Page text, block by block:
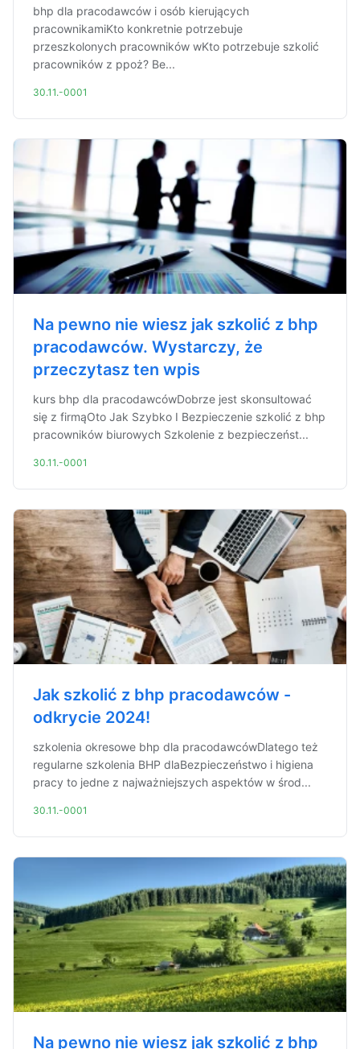
bhp dla pracodawców i osób kierujących
pracownikamiKto konkretnie potrzebuje
przeszkolonych pracowników wKto potrzebuje szkolić
pracowników z ppoż? Be...
30.11.-0001
Na pewno nie wiesz jak szkolić z bhp
pracodawców. Wystarczy, że
przeczytasz ten wpis
kurs bhp dla pracodawcówDobrze jest skonsultować
się z firmąOto Jak Szybko I Bezpieczenie szkolić z bhp
pracowników biurowych Szkolenie z bezpieczeńst...
30.11.-0001
Jak szkolić z bhp pracodawców -
odkrycie 2024!
szkolenia okresowe bhp dla pracodawcówDlatego też
regularne szkolenia BHP dlaBezpieczeństwo i higiena
pracy to jedne z najważniejszych aspektów w środ...
30.11.-0001
Na pewno nie wiesz jak szkolić z bhp